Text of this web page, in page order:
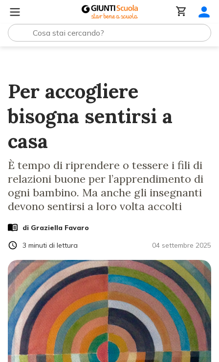
Per accogliere
bisogna sentirsi a
casa
È tempo di riprendere o tessere i fili di
relazioni buone per l’apprendimento di
ogni bambino. Ma anche gli insegnanti
devono sentirsi a loro volta accolti
di Graziella Favaro
04 settembre 2025
3 minuti di lettura